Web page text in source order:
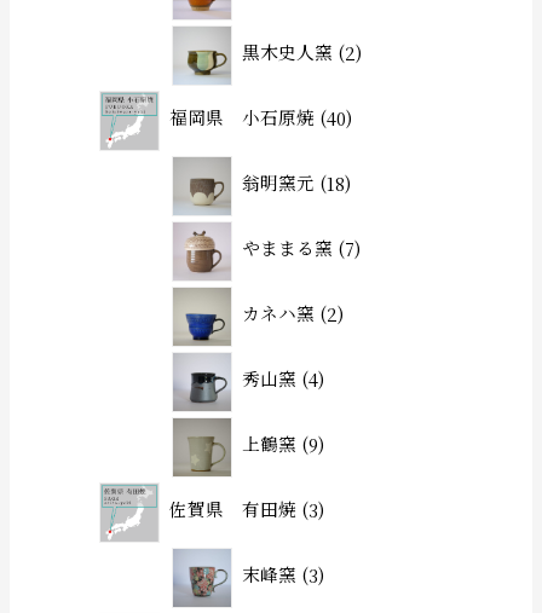
黒木史人窯 2
福岡県 小石原焼 40
翁明窯元 18
やままる窯 7
カネハ窯 2
秀山窯 4
上鶴窯 9
佐賀県 有田焼 3
末峰窯 3